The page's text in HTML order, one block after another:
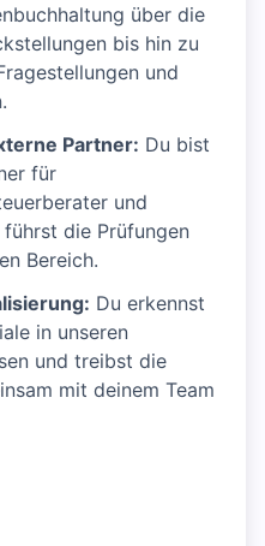
über die
bis hin zu
und
Partner: Du bist
für
und
die Prüfungen
Bereich.
Du erkennst
in unseren
und treibst die
mit deinem Team